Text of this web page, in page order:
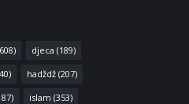
djeca (189)
hadždž(207)
islam (353)